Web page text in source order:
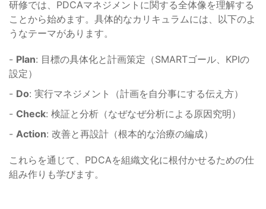
研修では、PDCAマネジメントに関する全体像を理解する
ことから始めます。具体的なカリキュラムには、以下のよ
うなテーマがあります。
- Plan: 目標の具体化と計画策定（SMARTゴール、KPIの
設定）
- Do: 実行マネジメント（計画を自分事にする伝え方）
- Check: 検証と分析（なぜなぜ分析による原因究明）
- Action: 改善と再設計（根本的な治療の編成）
これらを通じて、PDCAを組織文化に根付かせるための仕
組み作りも学びます。